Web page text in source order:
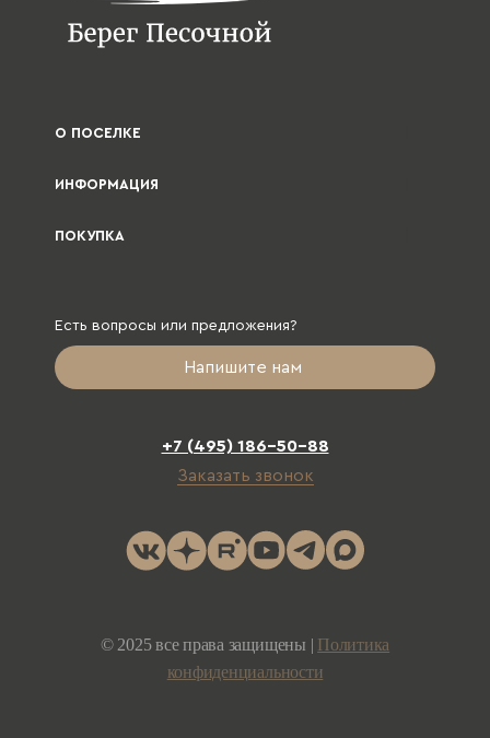
О ПОСЕЛКЕ
ИНФОРМАЦИЯ
ПОКУПКА
Есть вопросы или предложения?
Напишите нам
+7 (495) 186-50-88
Заказать звонок
© 2025 все права защищены | Политика
конфиденциальности